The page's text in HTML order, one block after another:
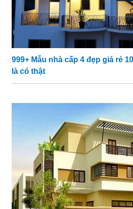
999+ Mẫu nhà cấp 4 đẹp giá rẻ
là có thật